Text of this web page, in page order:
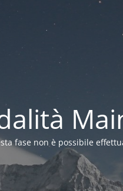
fase non è possibile